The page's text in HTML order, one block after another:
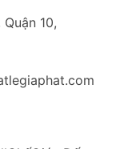
10,